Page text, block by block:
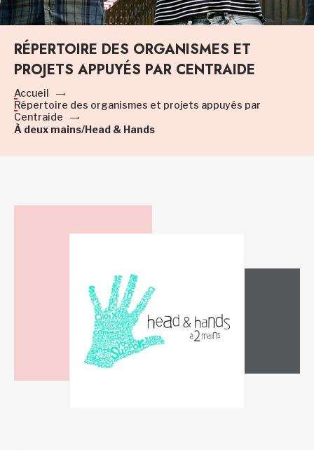
RÉPERTOIRE DES ORGANISMES ET
PROJETS APPUYÉS PAR CENTRAIDE
Accueil
Répertoire des organismes et projets appuyés par
Centraide
À deux mains/Head & Hands